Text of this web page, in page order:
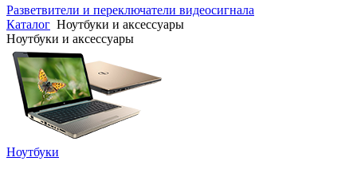
Разветвители и переключатели видеосигнала
Каталог Ноутбуки и аксессуары
Ноутбуки и аксессуары
Ноутбуки